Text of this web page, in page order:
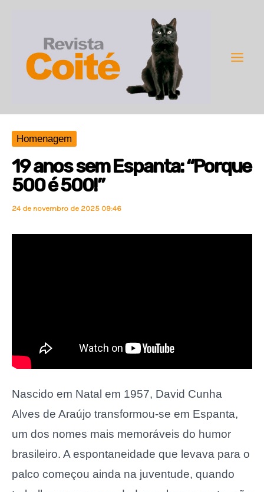
conteúdo
Homenagem
19 anos sem Espanta: “Porque
500 é 500!”
24 de novembro de 2025 09:46
Nascido em Natal em 1957, David Cunha
Alves de Araújo transformou-se em Espanta,
um dos nomes mais memoráveis do humor
brasileiro. A espontaneidade que levava para o
palco começou ainda na juventude, quando